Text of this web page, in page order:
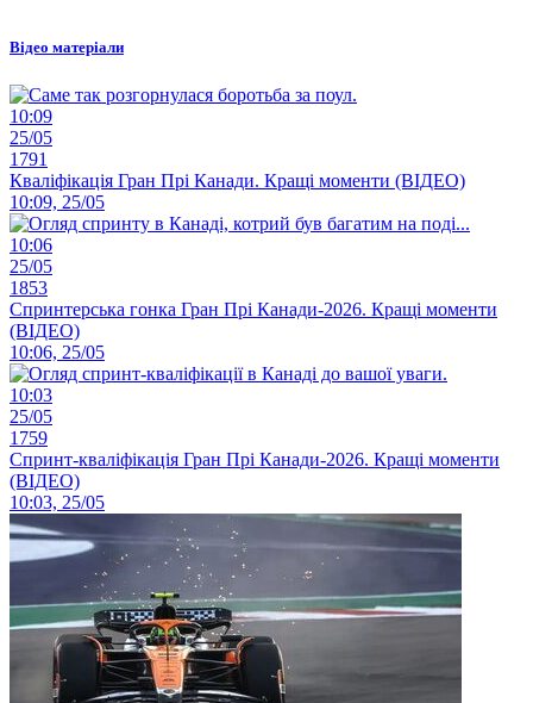
Відео матеріали
10:09
25/05
1791
Кваліфікація Гран Прі Канади. Кращі моменти (ВІДЕО)
10:09, 25/05
10:06
25/05
1853
Спринтерська гонка Гран Прі Канади-2026. Кращі моменти
(ВІДЕО)
10:06, 25/05
10:03
25/05
1759
Спринт-кваліфікація Гран Прі Канади-2026. Кращі моменти
(ВІДЕО)
10:03, 25/05